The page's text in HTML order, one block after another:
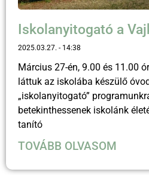
Iskolanyitogató a
2025.03.27. 14:38
Március 27-én, 9.00 és 11.00
láttuk az iskolába készülő
„iskolanyitogató”
betekinthessenek iskolánk
tanító
TOVÁBB OLVASOM